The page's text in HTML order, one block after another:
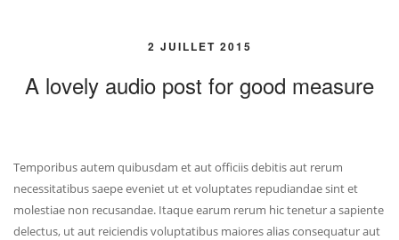
2 JUILLET 2015
A lovely audio post for good measure
Temporibus autem quibusdam et aut officiis debitis aut rerum
necessitatibus saepe eveniet ut et voluptates repudiandae sint et
molestiae non recusandae. Itaque earum rerum hic tenetur a sapiente
delectus, ut aut reiciendis voluptatibus maiores alias consequatur aut